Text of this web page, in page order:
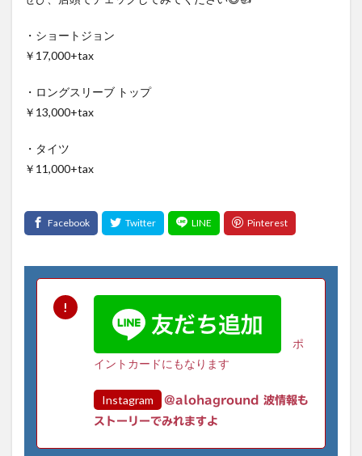
・ショートジョン
￥17,000+tax
・ロングスリーブ トップ
￥13,000+tax
・タイツ
￥11,000+tax
ポ
イントカードにもなります
Instagram
@alohaground 波情報も
ストーリーでみれますよ